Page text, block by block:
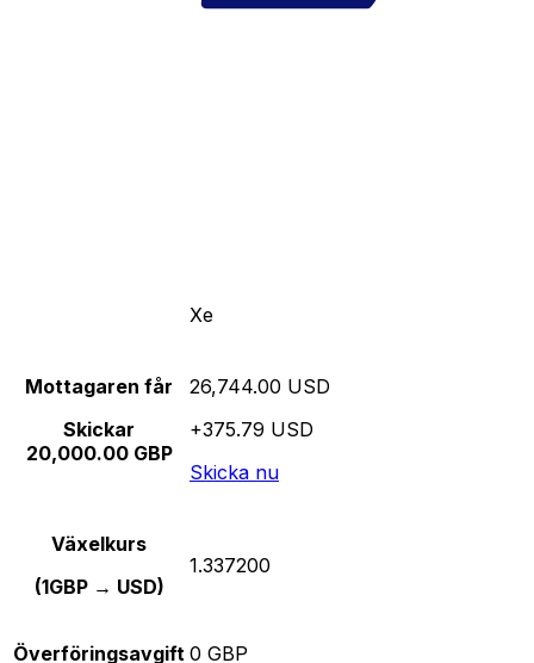
Xe
Mottagaren får
Skickar
20,000.00 GBP
26,744.00 USD
+375.79 USD
Skicka nu
Växelkurs
(1GBP → USD)
1.337200
Överföringsavgift 0 GBP